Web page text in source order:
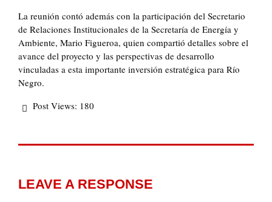
La reunión contó además con la participación del Secretario
de Relaciones Institucionales de la Secretaría de Energía y
Ambiente, Mario Figueroa, quien compartió detalles sobre el
avance del proyecto y las perspectivas de desarrollo
vinculadas a esta importante inversión estratégica para Río
Negro.
Post Views: 180
LEAVE A RESPONSE